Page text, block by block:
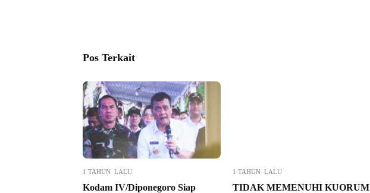
Pos Terkait
1 TAHUN LALU
Kodam IV/Diponegoro Siap
1 TAHUN LALU
TIDAK MEMENUHI KUORUM